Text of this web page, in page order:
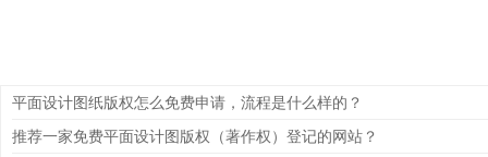
平面设计图纸版权怎么免费申请，流程是什么样的？
推荐一家免费平面设计图版权（著作权）登记的网站？